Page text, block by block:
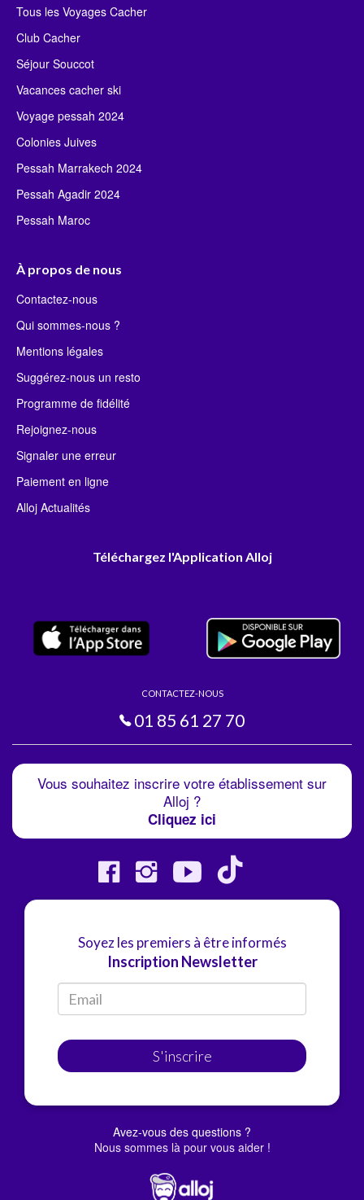
Tous les Voyages Cacher
Club Cacher
Séjour Souccot
Vacances cacher ski
Voyage pessah 2024
Colonies Juives
Pessah Marrakech 2024
Pessah Agadir 2024
Pessah Maroc
À propos de nous
Contactez-nous
Qui sommes-nous ?
Mentions légales
Suggérez-nous un resto
Programme de fidélité
Rejoignez-nous
Signaler une erreur
Paiement en ligne
Alloj Actualités
Téléchargez l'Application Alloj
CONTACTEZ-NOUS
01 85 61 27 70
Vous souhaitez inscrire votre établissement sur
Alloj ?
Cliquez ici
Soyez les premiers à être informés
Inscription Newsletter
S'inscrire
Avez-vous des questions ?
Nous sommes là pour vous aider !